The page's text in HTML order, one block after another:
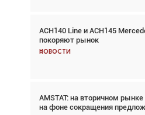
ACH140 Line и ACH145
покоряют рынок
Новости
AMSTAT: на вторичном
на фоне сокращения
Авиационный фотограф Дэйв
говорит сама за себя... а ИИ
Новости
В городах чемпионата мира
хотя общий трафик снизился